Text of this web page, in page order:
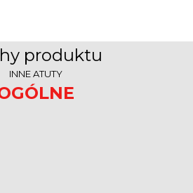
produktu
INNE ATUTY